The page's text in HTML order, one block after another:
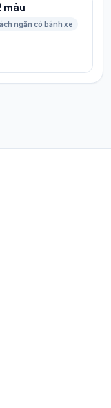
màu
ngăn có bánh xe